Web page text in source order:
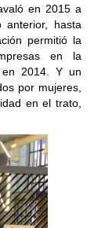
en 2015 a
hasta
permitió la
en la
2014. Y un
por mujeres,
en el trato,